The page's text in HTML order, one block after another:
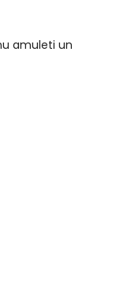
amuleti un